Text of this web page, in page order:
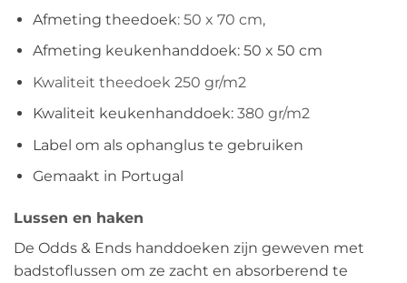
Afmeting theedoek: 50 x 70 cm,
Afmeting keukenhanddoek: 50 x 50 cm
Kwaliteit theedoek 250 gr/m2
Kwaliteit keukenhanddoek:380 gr/m2
Label om als ophanglus te gebruiken
Gemaakt in Portugal
Lussen en haken
De Odds & Ends handdoeken zijn geweven met
badstoflussen om ze zacht en absorberend te